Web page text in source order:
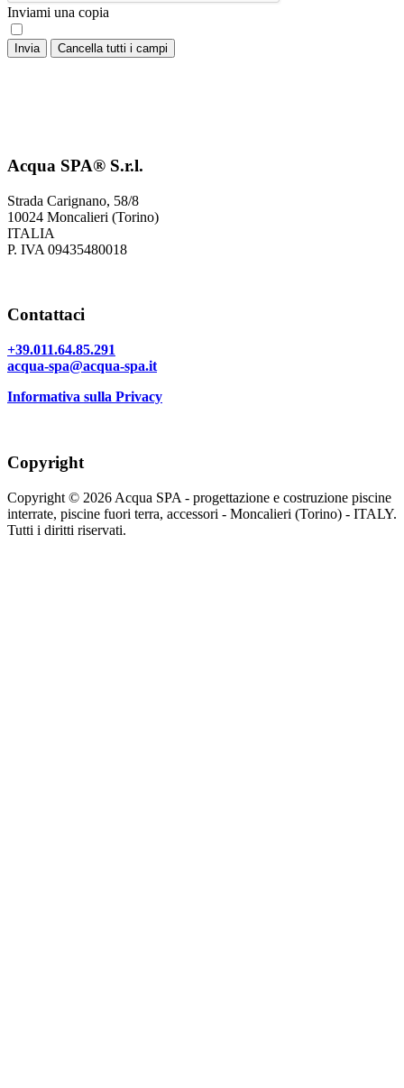
Inviami una copia
Acqua SPA® S.r.l.
Strada Carignano, 58/8
10024 Moncalieri (Torino)
ITALIA
P. IVA 09435480018
Contattaci
+39.011.64.85.291
acqua-spa@acqua-spa.it
Informativa sulla Privacy
Copyright
Copyright © 2026 Acqua SPA - progettazione e costruzione piscine
interrate, piscine fuori terra, accessori - Moncalieri (Torino) - ITALY.
Tutti i diritti riservati.